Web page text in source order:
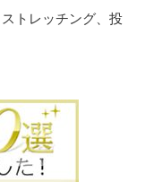
トレッチング、投